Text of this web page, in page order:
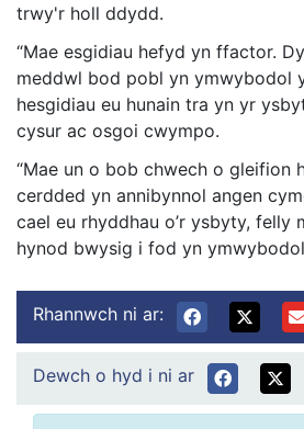
trwy'r holl ddydd.
“Mae esgidiau hefyd yn ffactor.
meddwl bod pobl yn ymwybodol
hesgidiau eu hunain tra yn yr
cysur ac osgoi cwympo.
“Mae un o bob chwech o gleifion
cerdded yn annibynnol angen
cael eu rhyddhau o’r ysbyty, felly
hynod bwysig i fod yn
Rhannwch ni ar:
Dewch o hyd i ni ar